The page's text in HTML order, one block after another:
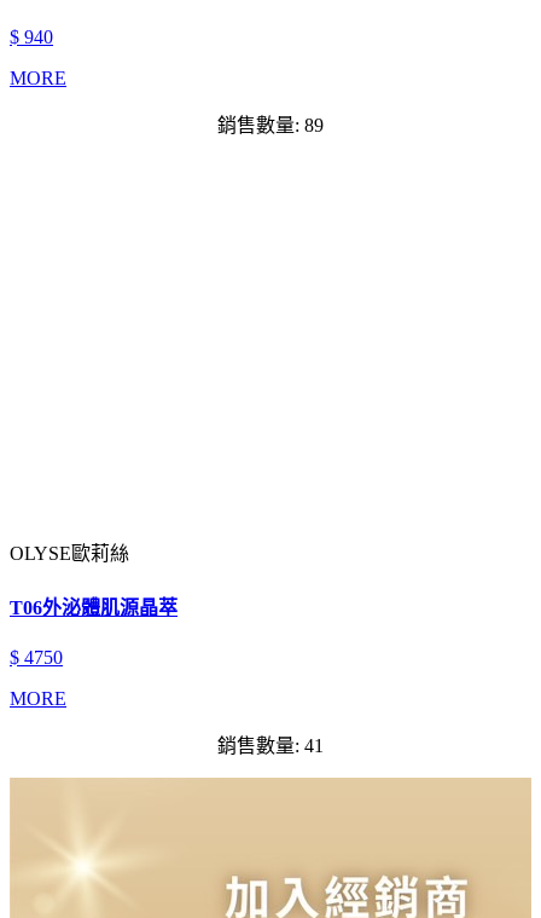
$ 940
MORE
銷售數量: 89
OLYSE歐莉絲
T06外泌體肌源晶萃
$ 4750
MORE
銷售數量: 41